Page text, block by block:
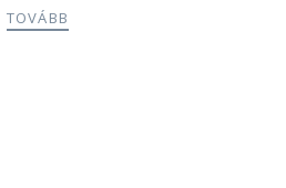
TOVÁBB